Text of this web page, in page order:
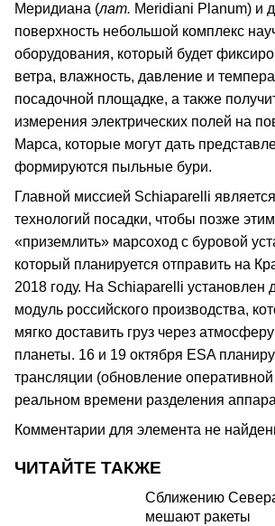
Меридиана (лат. Meridiani Planum) и
поверхность небольшой комплекс
оборудования, который будет
ветра, влажность, давление и
посадочной площадке, а также
измерения электрических полей на
Марса, которые могут дать
формируются пыльные бури.
Главной миссией Schiaparelli
технологий посадки, чтобы позже
«приземлить» марсоход с буровой
который планируется отправить на
2018 году. На Schiaparelli установлен
модуль российского производства,
мягко доставить груз через
планеты. 16 и 19 октября ESA
трансляции (обновление
реальном времени разделения
Комментарии для элемента не
ЧИТАЙТЕ ТАКЖЕ
Сближению
мешают ракеты